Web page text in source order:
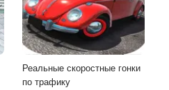
Реальные скоростные гонки
по трафику